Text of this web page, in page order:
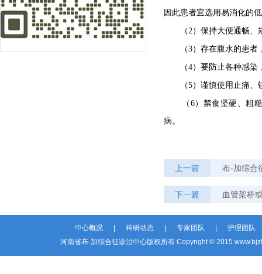
因此患者宜选用易消化的
（2）保持大便通畅
（3）存在腹水的患
（4）要防止各种感
（5）谨慎使用止痛
（6）禁食坚硬、粗
病。
上一篇 布-加综合
下一篇 血管架桥
中心概况 科研动态 专家团队
护理团队
河南省布-加综合征诊治中心版权所有 Copyright © 2015